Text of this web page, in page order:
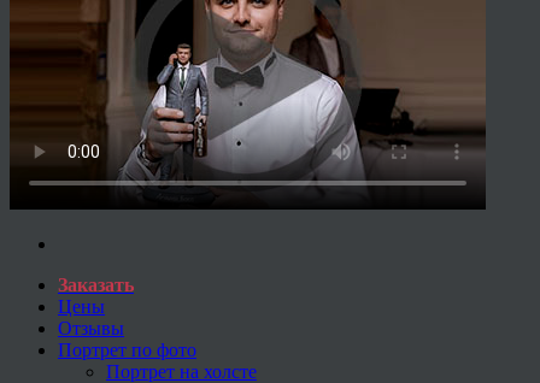
Заказать
Цены
Отзывы
Портрет по фото
Портрет на холсте